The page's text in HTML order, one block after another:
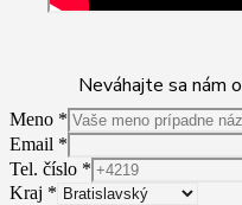
Neváhajte sa nám
Meno *
Email *
Tel. číslo *
Kraj *